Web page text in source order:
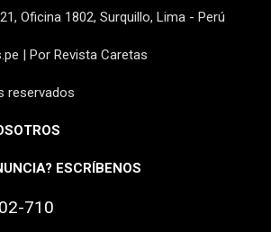
Oficina 1802, Surquillo, Lima - Perú
| Por Revista Caretas
reservados
ESCRÍBENOS
710